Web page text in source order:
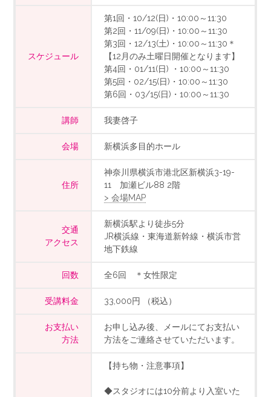
スケジュール
第1回・10/12(日)・10:00～11:30
第2回・11/09(日)・10:00～11:30
第3回・12/13(土)・10:00～11:30＊
【12月のみ土曜日開催となります】
第4回・01/11(日) ・10:00～11:30
第5回・02/15(日)・10:00～11:30
第6回・03/15(日)・10:00～11:30
講師 我妻啓子
会場 新横浜多目的ホール
住所
神奈川県横浜市港北区新横浜3-19-
11 加瀬ビル88 2階
> 会場MAP
交通
アクセス
新横浜駅より徒歩5分
JR横浜線・東海道新幹線・横浜市営
地下鉄線
回数 全6回 ＊女性限定
受講料金 33,000円 （税込）
お支払い
方法
お申し込み後、メールにてお支払い
方法をご連絡させていただいます。
【持ち物・注意事項】
◆スタジオには10分前より入室いた